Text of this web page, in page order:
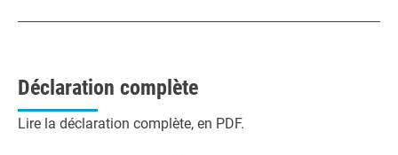
Déclaration complète
Lire la déclaration complète, en PDF.